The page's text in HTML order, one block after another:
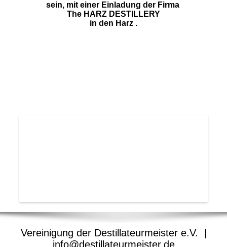
sein, mit einer Einladung der Firma
The HARZ DESTILLERY
in den Harz .
Vereinigung der Destillateurmeister e.V. |
info@destillateurmeister.de